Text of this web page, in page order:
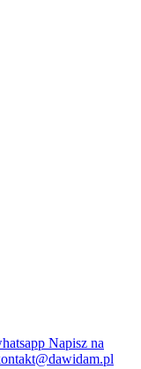
Napisz na